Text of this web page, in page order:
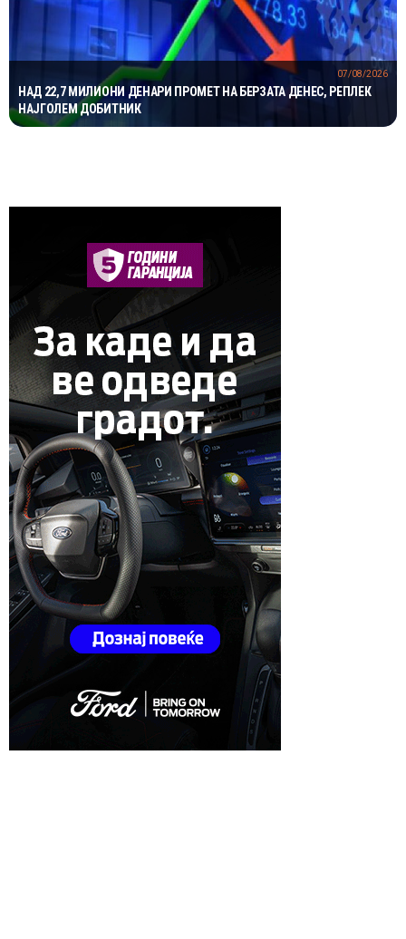
НАД 22,7 МИЛИОНИ ДЕНАРИ ПРОМЕТ НА БЕРЗАТА ДЕНЕС, РЕПЛЕК
НАЈГОЛЕМ ДОБИТНИК
07/08/2026